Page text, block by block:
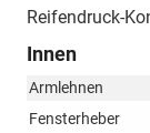
Reifendruck-
Innen
Armlehnen
Fensterheber